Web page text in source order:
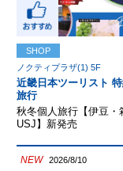
SHOP
ノクティプラザ(1) 5F
近畿日本ツーリスト
旅行
秋冬個人旅行【伊豆・
USJ】新発売
NEW 2026/8/10